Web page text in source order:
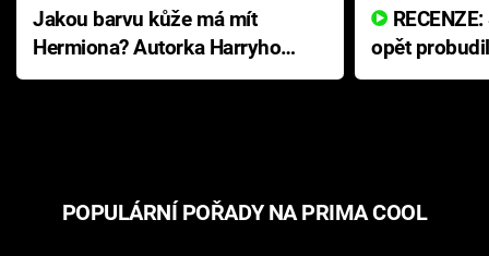
Jakou barvu kůže má mít
Hermiona? Autorka Harryho
Pottera přišla s ráznou
opět
přichází s
POPULÁRNÍ POŘADY NA PRIMA COOL